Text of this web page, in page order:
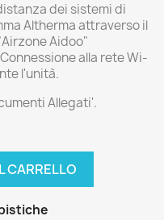
dei sistemi di
Altherma attraverso il
Aidoo"
alla rete Wi-
l'unità.
Allegati'.
CARRELLO